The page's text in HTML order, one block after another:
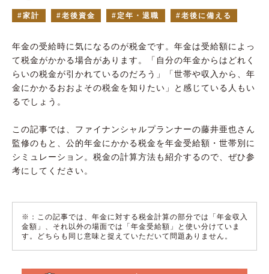
家計 老後資金 定年・退職 老後に備える
年金の受給時に気になるのが税金です。年金は受給額によっ
て税金がかかる場合があります。「自分の年金からはどれく
らいの税金が引かれているのだろう」「世帯や収入から、年
金にかかるおおよその税金を知りたい」と感じている人もい
るでしょう。
この記事では、ファイナンシャルプランナーの藤井亜也さん
監修のもと、公的年金にかかる税金を年金受給額・世帯別に
シミュレーション。税金の計算方法も紹介するので、ぜひ参
考にしてください。
※：この記事では、年金に対する税金計算の部分では「年金収入
金額」、それ以外の場面では「年金受給額」と使い分けていま
す。どちらも同じ意味と捉えていただいて問題ありません。